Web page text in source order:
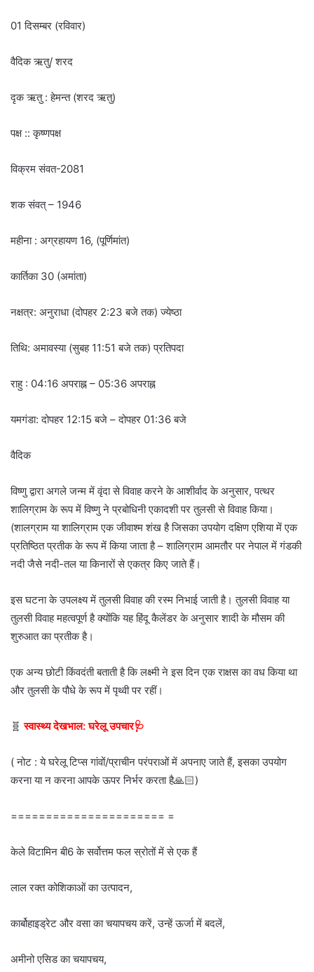
01 दिसम्बर (रविवार)
वैदिक ऋतु/ शरद
दृक ऋतु : हेमन्त (शरद ऋतु)
पक्ष :: कृष्णपक्ष
विक्रम संवत-2081
शक संवत् – 1946
महीना : अग्रहायण 16, (पूर्णिमांत)
कार्तिका 30 (अमांता)
नक्षत्र: अनुराधा (दोपहर 2:23 बजे तक) ज्येष्ठा
तिथि: अमावस्या (सुबह 11:51 बजे तक) प्रतिपदा
राहु : 04:16 अपराह्न – 05:36 अपराह्न
यमगंडा: दोपहर 12:15 बजे – दोपहर 01:36 बजे
वैदिक
विष्णु द्वारा अगले जन्म में वृंदा से विवाह करने के आशीर्वाद के अनुसार, पत्थर
शालिग्राम के रूप में विष्णु ने प्रबोधिनी एकादशी पर तुलसी से विवाह किया।
(शालग्राम या शालिग्राम एक जीवाश्म शंख है जिसका उपयोग दक्षिण एशिया में एक
प्रतिष्ठित प्रतीक के रूप में किया जाता है – शालिग्राम आमतौर पर नेपाल में गंडकी
नदी जैसे नदी-तल या किनारों से एकत्र किए जाते हैं।
इस घटना के उपलक्ष्य में तुलसी विवाह की रस्म निभाई जाती है। तुलसी विवाह या
तुलसी विवाह महत्वपूर्ण है क्योंकि यह हिंदू कैलेंडर के अनुसार शादी के मौसम की
शुरुआत का प्रतीक है।
एक अन्य छोटी किंवदंती बताती है कि लक्ष्मी ने इस दिन एक राक्षस का वध किया था
और तुलसी के पौधे के रूप में पृथ्वी पर रहीं।
🧬स्वास्थ्य देखभाल: घरेलू उपचार🩺
( नोट : ये घरेलू टिप्स गांवों/प्राचीन परंपराओं में अपनाए जाते हैं, इसका उपयोग
करना या न करना आपके ऊपर निर्भर करता है🙏🏻)
====================== =
केले विटामिन बी6 के सर्वोत्तम फल स्रोतों में से एक हैं
लाल रक्त कोशिकाओं का उत्पादन,
कार्बोहाइड्रेट और वसा का चयापचय करें, उन्हें ऊर्जा में बदलें,
अमीनो एसिड का चयापचय,